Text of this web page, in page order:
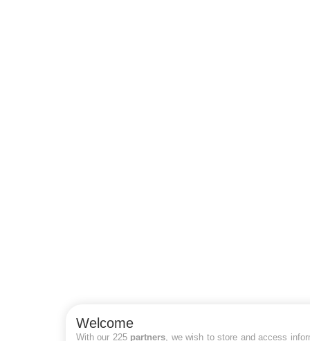
Welcome
With our 225 partners , we wish to store and access